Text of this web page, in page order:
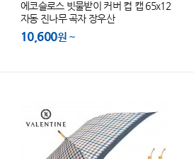
에코슬로스 빗물받이 커버 컵 캡 65x12
자동 진나무 곡자 장우산
10,600원